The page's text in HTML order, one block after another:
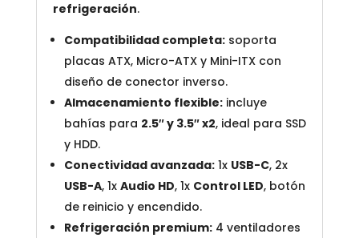
refrigeración.
Compatibilidad completa:soporta
placas ATX, Micro-ATX y Mini-ITX con
diseño de conector inverso.
Almacenamiento flexible:incluye
bahías para 2.5″ y 3.5″ x2, ideal para SSD
y HDD.
Conectividad avanzada:1x USB-C, 2x
USB-A, 1x Audio HD, 1x Control LED, botón
de reinicio y encendido.
Refrigeración premium:4 ventiladores